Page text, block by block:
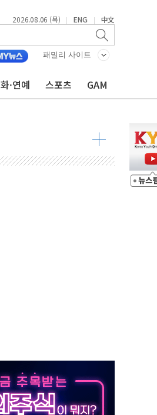
2026.08.06 (목) | ENG | 中文
패밀리 사이트
·연예 스포츠 GAM
23명
가른다
우려 전달
원, 작년의 3분의 1
불안감 가중"
장 공략"